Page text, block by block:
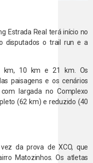
Estrada Real terá início no
disputados o trail run e a
km, 10 km e 21 km. Os
paisagens e os cenários
largada no Complexo
(62 km) e reduzido (40
da prova de XCO, que
Matozinhos. Os atletas